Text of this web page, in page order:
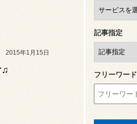
2015年1月15日
♫
記事指定
フリーワード